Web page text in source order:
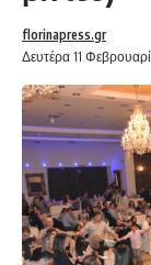
Δευτέρα 11
florinapress.gr